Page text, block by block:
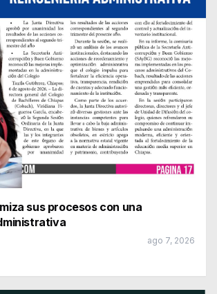
sus procesos con una
ago 7, 2026